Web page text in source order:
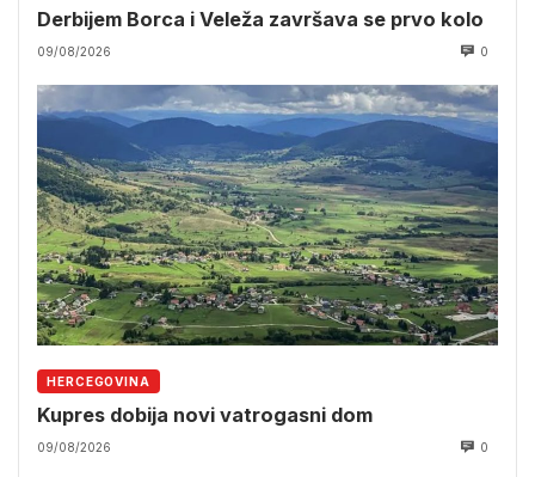
Derbijem Borca i Veleža završava se prvo kolo
09/08/2026 0
HERCEGOVINA
Kupres dobija novi vatrogasni dom
09/08/2026 0